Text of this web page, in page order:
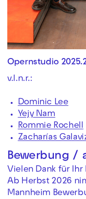
Opernstudio
v.l.n.r.:
Dominic Lee
Yejy Nam
Rommie Rochell
Zacharías
Bewerbung /
Vielen Dank für Ihr
Ab Herbst 2026
Mannheim